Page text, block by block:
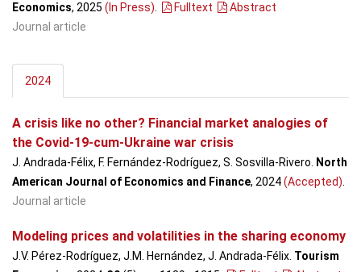
Economics, 2025 (In Press) Fulltext
Abstract
Journal article
2024
A crisis like no other? Financial market analogies of
the Covid-19-cum-Ukraine war crisis
J. Andrada-Félix, F. Fernández-Rodríguez, S. Sosvilla-Rivero.
North
American Journal of Economics and Finance, 2024(Accepted)
Journal article
Modeling prices and volatilities in the sharing economy
J.V. Pérez-Rodríguez, J.M. Hernández, J. Andrada-Félix. Tourism